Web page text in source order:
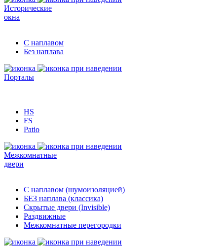
Исторические
окна
С наплавом
Без наплава
Порталы
HS
FS
Patio
Межкомнатные
двери
С наплавом (шумоизоляцией)
БЕЗ наплава (классика)
Скрытые двери (Invisible)
Раздвижные
Межкомнатные перегородки